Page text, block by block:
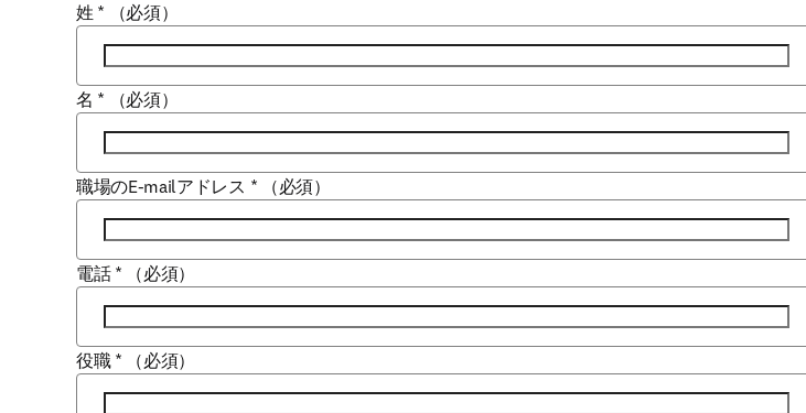
姓 * （必須）
名 * （必須）
職場のE-mailアドレス * （必須）
電話 * （必須）
役職 * （必須）